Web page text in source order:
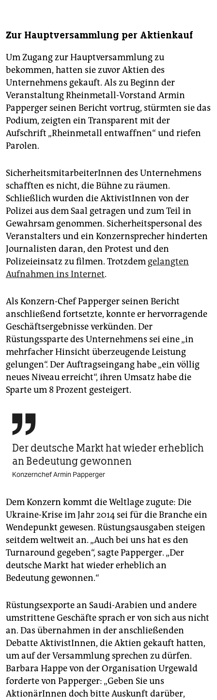
Zur Hauptversammlung per Aktienkauf
Um Zugang zur Hauptversammlung zu
bekommen, hatten sie zuvor Aktien des
Unternehmens gekauft. Als zu Beginn der
Veranstaltung Rheinmetall-Vorstand Armin
Papperger seinen Bericht vortrug, stürmten sie das
Podium, zeigten ein Transparent mit der
Aufschrift „Rheinmetall entwaffnen“ und riefen
Parolen.
SicherheitsmitarbeiterInnen des Unternehmens
schafften es nicht, die Bühne zu räumen.
Schließlich wurden die AktivistInnen von der
Polizei aus dem Saal getragen und zum Teil in
Gewahrsam genommen. Sicherheitspersonal des
Veranstalters und ein Konzernsprecher hinderten
Journalisten daran, den Protest und den
Polizeieinsatz zu filmen. Trotzdem gelangten
Aufnahmen ins Internet.
Als Konzern-Chef Papperger seinen Bericht
anschließend fortsetzte, konnte er hervorragende
Geschäftsergebnisse verkünden. Der
Rüstungssparte des Unternehmens sei eine „in
mehrfacher Hinsicht überzeugende Leistung
gelungen“. Der Auftragseingang habe „ein völlig
neues Niveau erreicht“, ihren Umsatz habe die
Sparte um 8 Prozent gesteigert.

Der deutsche Markt hat wieder erheblich
an Bedeutung gewonnen
Konzernchef Armin Papperger
Dem Konzern kommt die Weltlage zugute: Die
Ukraine-Krise im Jahr 2014 sei für die Branche ein
Wendepunkt gewesen. Rüstungsausgaben steigen
seitdem weltweit an. „Auch bei uns hat es den
Turnaround gegeben“, sagte Papperger. „Der
deutsche Markt hat wieder erheblich an
Bedeutung gewonnen.“
Rüstungsexporte an Saudi-Arabien und andere
umstrittene Geschäfte sprach er von sich aus nicht
an. Das übernahmen in der anschließenden
Debatte AktivistInnen, die Aktien gekauft hatten,
um auf der Versammlung sprechen zu dürfen.
Barbara Happe von der Organisation Urgewald
forderte von Papperger: „Geben Sie uns
AktionärInnen doch bitte Auskunft darüber,